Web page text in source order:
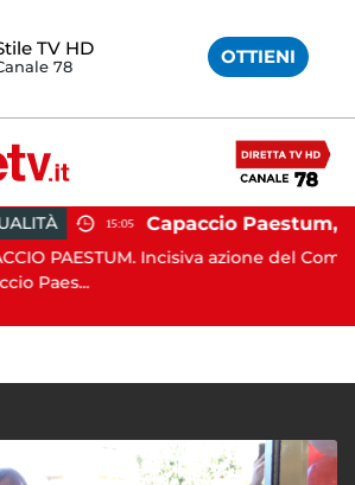
TV HD
78 OTTIENI
15:05
Incisiva azione del Comune di